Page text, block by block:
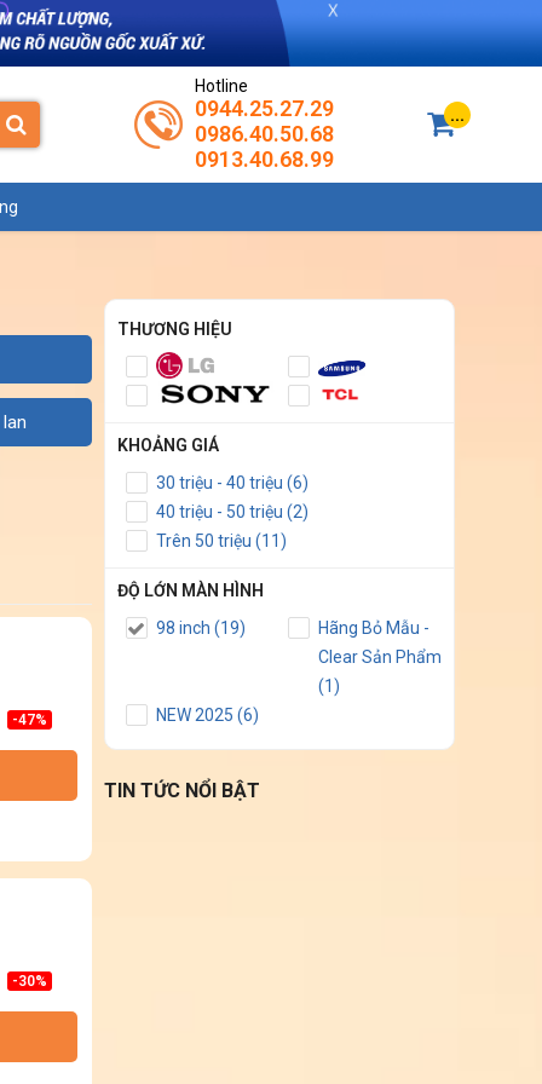
Hotline
0944.25.27.29
0986.40.50.68
0913.40.68.99
...
-47%
-30%
THƯƠNG HIỆU
KHOẢNG GIÁ
30 triệu - 40 triệu (6)
40 triệu - 50 triệu (2)
Trên 50 triệu (11)
ĐỘ LỚN MÀN HÌNH
98 inch (19)
Hãng Bỏ Mẫu -
Clear Sản Phẩm
(1)
NEW 2025 (6)
TIN TỨC NỔI BẬT